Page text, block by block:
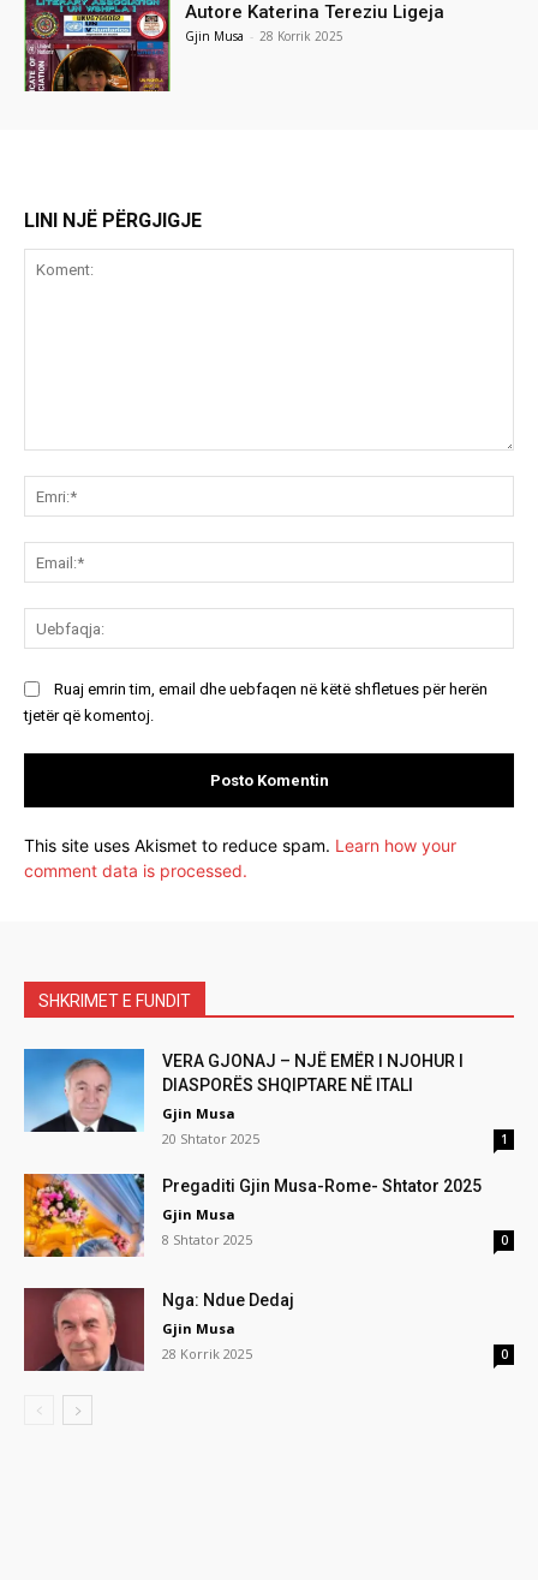
Autore Katerina Tereziu Ligeja
Gjin Musa - 28 Korrik 2025
LINI NJË PËRGJIGJE
Ruaj emrin tim, email dhe uebfaqen në këtë shfletues për herën
tjetër që komentoj.
This site uses Akismet to reduce spam. Learn how your
comment data is processed.
SHKRIMET E FUNDIT
VERA GJONAJ – NJË EMËR I NJOHUR I
DIASPORËS SHQIPTARE NË ITALI
Gjin Musa
20 Shtator 2025
1
Pregaditi Gjin Musa-Rome- Shtator 2025
Gjin Musa
8 Shtator 2025
0
Nga: Ndue Dedaj
Gjin Musa
28 Korrik 2025
0